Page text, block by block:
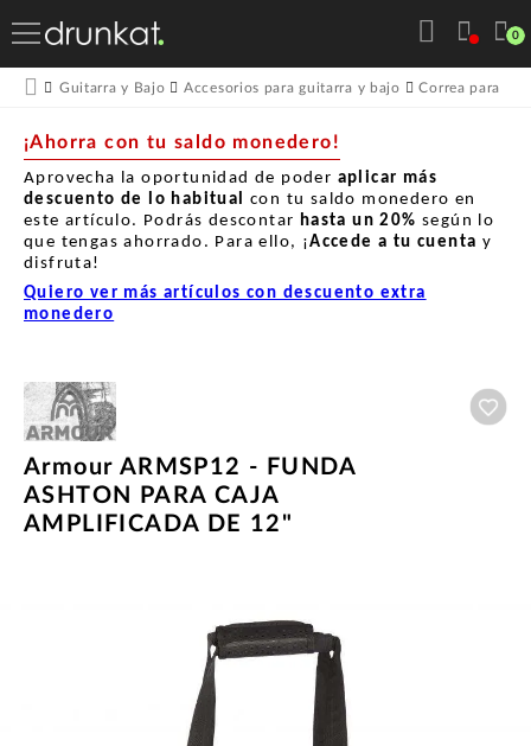
0
Guitarra y Bajo Accesorios para guitarra y bajo Correa para
¡Ahorra con tu saldo monedero!
Aprovecha la oportunidad de poder aplicar más
descuento de lo habitual con tu saldo monedero en
este artículo. Podrás descontar hasta un 20% según lo
que tengas ahorrado. Para ello, ¡Accede a tu cuenta y
disfruta!
Quiero ver más artículos con descuento extra
monedero
Armour ARMSP12 - FUNDA
ASHTON PARA CAJA
AMPLIFICADA DE 12"